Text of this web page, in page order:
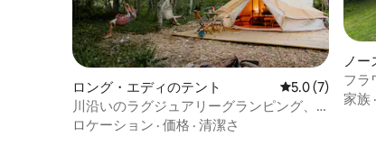
ロング・エディのテント レビュー7件、
5.0 (7)
川沿いのラグジュアリーグランピング、
完全プライバシー、エアコン／浴槽／ハ
ロケーション · 価格 · 清潔さ
ノー
フラ
ンピ
家族 ·